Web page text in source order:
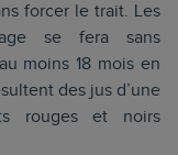
forcer le trait. Les
se fera sans
moins 18 mois en
des jus d’une
rouges et noirs